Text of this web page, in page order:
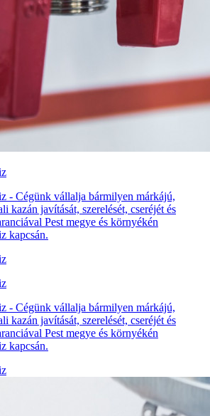
- Cégünk vállalja bármilyen márkájú,
kazán javítását, szerelését, cseréjét és
Pest megye és környékén
kapcsán.
- Cégünk vállalja bármilyen márkájú,
kazán javítását, szerelését, cseréjét és
Pest megye és környékén
kapcsán.